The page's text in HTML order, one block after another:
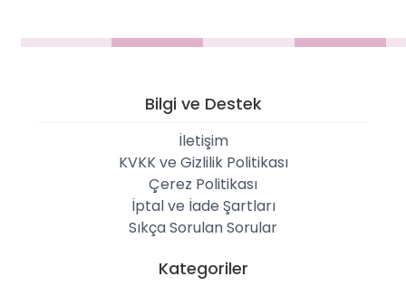
Bilgi ve Destek
İletişim
KVKK ve Gizlilik Politikası
Çerez Politikası
İptal ve İade Şartları
Sıkça Sorulan Sorular
Kategoriler